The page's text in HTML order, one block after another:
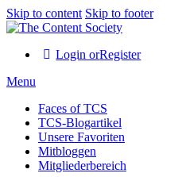
Skip to content Skip to footer
Login orRegister
Menu
Faces of TCS
TCS-Blogartikel
Unsere Favoriten
Mitbloggen
Mitgliederbereich